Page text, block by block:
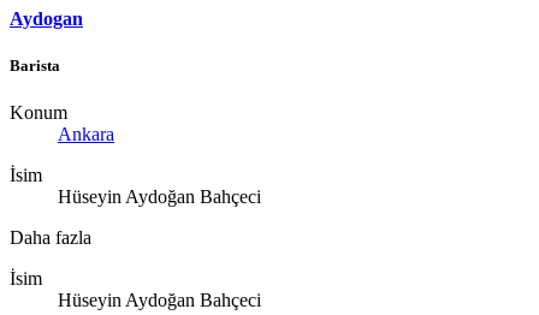
Aydogan
Barista
Konum
Ankara
İsim
Hüseyin Aydoğan Bahçeci
Daha fazla
İsim
Hüseyin Aydoğan Bahçeci